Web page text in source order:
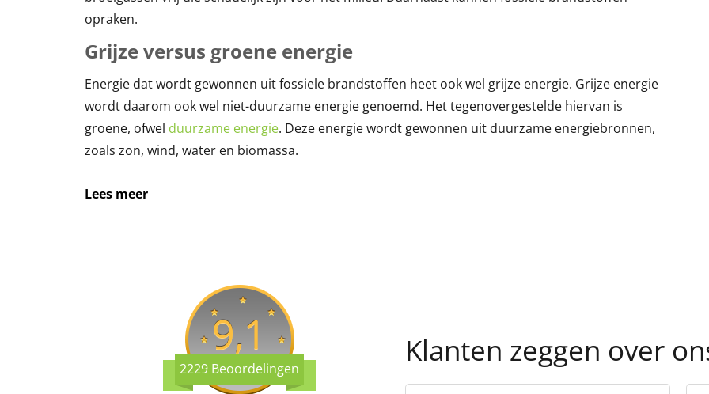
opraken.
Grijze versus groene energie
Energie dat wordt gewonnen uit fossiele brandstoffen heet ook wel grijze energie. Grijze energie
wordt daarom ook wel niet-duurzame energie genoemd. Het tegenovergestelde hiervan is
groene, ofwel duurzame energie. Deze energie wordt gewonnen uit duurzame energiebronnen,
zoals zon, wind, water en biomassa.
Lees meer
9,1
2229 Beoordelingen Klanten zeggen over